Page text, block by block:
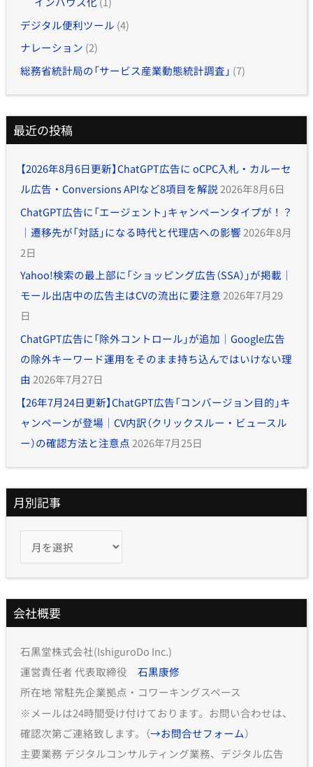
デジタル便利ツール (4)
ナレーション (2)
総務省統計局の「サービス産業動態統計調査」 (7)
最近の投稿
【2026年8月6日更新】ChatGPT広告に oCPC入札・カルーセ
ル広告・Conversions APIなど8項目を解説2026年8月6日
ChatGPT広告に「エージェント」キャンペーンタイプが！？
｜遷移先が「対話」になる時代と代理店への影響 2026年8月
2日
Yahoo!検索の最上部に「ショッピング広告（SSA）」が掲載｜
モール出店中の広告主はCVの流出に要注意2026年7月29
日
ChatGPT広告に「除外コントロール」が追加｜Google広告
の除外キーワード運用をそのまま持ち込んではいけない理
由 2026年7月27日
【26年7月24日更新】ChatGPT広告「コンバージョン目的」キ
ャンペーンが登場｜CV内訳（クリックスルー・ビュースル
ー）の確認方法と注意点 2026年7月25日
月別記事
会社概要
石黒堂株式会社(IshiguroDo Inc.)
運営責任者 代表取締役 石黒康修
所在地 常駐先企業拠点・コワーキングスペース
※メールは24時間受け付けております。お問い合わせは、
確認次第ご連絡致します。（→お問合せフォーム）
主要業務 デジタルコンサルティング業務、デジタル広告